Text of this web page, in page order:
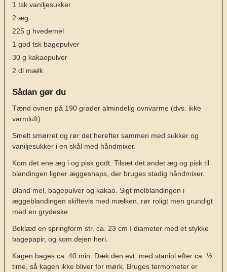
1 tsk vaniljesukker
2 æg
225 g hvedemel
1 god tsk bagepulver
30 g kakaopulver
2 dl mælk
Sådan gør du
Tænd ovnen på 190 grader almindelig ovnvarme (dvs. ikke
varmluft).
Smelt smørret og rør det herefter sammen med sukker og
vaniljesukker i en skål med håndmixer.
Kom det ene æg i og pisk godt. Tilsæt det andet æg og pisk til
blandingen ligner æggesnaps, der bruges stadig håndmixer.
Bland mel, bagepulver og kakao. Sigt melblandingen i
æggeblandingen skiftevis med mælken, rør roligt men grundigt
med en grydeske
Beklæd en springform str. ca. 23 cm I diameter med et stykke
bagepapir, og kom dejen heri.
Kagen bages ca. 40 min. Dæk den evt. med staniol efter ca. ½
time, så kagen ikke bliver for mørk. Bruges termometer er